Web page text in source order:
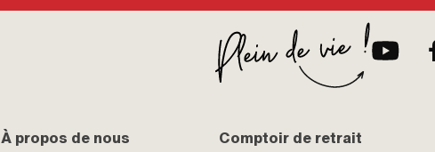
À propos de nous Comptoir de retrait